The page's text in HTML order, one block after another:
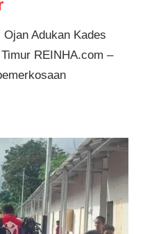
Adukan Kades
REINHA.com –